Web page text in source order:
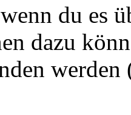
du es
dazu